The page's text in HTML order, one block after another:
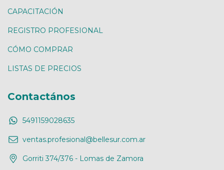
CAPACITACIÓN
REGISTRO PROFESIONAL
CÓMO COMPRAR
LISTAS DE PRECIOS
Contactános
5491159028635
ventas.profesional@bellesur.com.ar
Gorriti 374/376 - Lomas de Zamora